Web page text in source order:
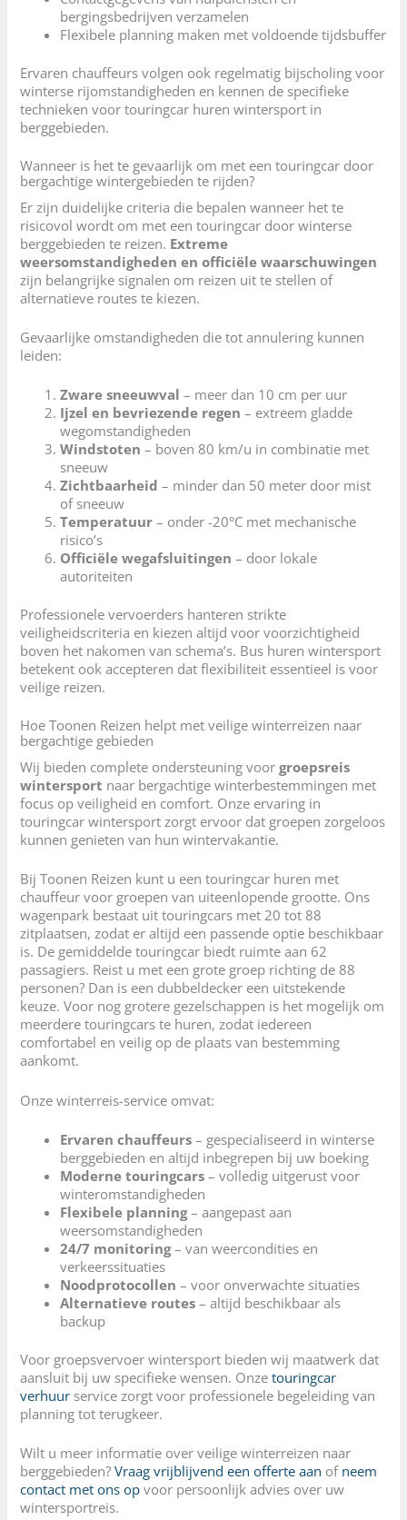
bergingsbedrijven verzamelen
Flexibele planning maken met voldoende tijdsbuffer
Ervaren chauffeurs volgen ook regelmatig bijscholing voor
winterse rijomstandigheden en kennen de specifieke
technieken voor touringcar huren wintersport in
berggebieden.
Wanneer is het te gevaarlijk om met een touringcar door
bergachtige wintergebieden te rijden?
Er zijn duidelijke criteria die bepalen wanneer het te
risicovol wordt om met een touringcar door winterse
berggebieden te reizen. Extreme
weersomstandigheden en officiële waarschuwingen
zijn belangrijke signalen om reizen uit te stellen of
alternatieve routes te kiezen.
Gevaarlijke omstandigheden die tot annulering kunnen
leiden:
Zware sneeuwval – meer dan 10 cm per uur
Ijzel en bevriezende regen – extreem gladde
wegomstandigheden
Windstoten – boven 80 km/u in combinatie met
sneeuw
Zichtbaarheid – minder dan 50 meter door mist
of sneeuw
Temperatuur – onder -20°C met mechanische
risico’s
Officiële wegafsluitingen – door lokale
autoriteiten
Professionele vervoerders hanteren strikte
veiligheidscriteria en kiezen altijd voor voorzichtigheid
boven het nakomen van schema’s. Bus huren wintersport
betekent ook accepteren dat flexibiliteit essentieel is voor
veilige reizen.
Hoe Toonen Reizen helpt met veilige winterreizen naar
bergachtige gebieden
Wij bieden complete ondersteuning voorgroepsreis
wintersport naar bergachtige winterbestemmingen met
focus op veiligheid en comfort. Onze ervaring in
touringcar wintersport zorgt ervoor dat groepen zorgeloos
kunnen genieten van hun wintervakantie.
Bij Toonen Reizen kunt u een touringcar huren met
chauffeur voor groepen van uiteenlopende grootte. Ons
wagenpark bestaat uit touringcars met 20 tot 88
zitplaatsen, zodat er altijd een passende optie beschikbaar
is. De gemiddelde touringcar biedt ruimte aan 62
passagiers. Reist u met een grote groep richting de 88
personen? Dan is een dubbeldecker een uitstekende
keuze. Voor nog grotere gezelschappen is het mogelijk om
meerdere touringcars te huren, zodat iedereen
comfortabel en veilig op de plaats van bestemming
aankomt.
Onze winterreis-service omvat:
Ervaren chauffeurs – gespecialiseerd in winterse
berggebieden en altijd inbegrepen bij uw boeking
Moderne touringcars – volledig uitgerust voor
winteromstandigheden
Flexibele planning– aangepast aan
weersomstandigheden
24/7 monitoring– van weercondities en
verkeerssituaties
Noodprotocollen – voor onverwachte situaties
Alternatieve routes – altijd beschikbaar als
backup
Voor groepsvervoer wintersport bieden wij maatwerk dat
aansluit bij uw specifieke wensen. Onzetouringcar
verhuur service zorgt voor professionele begeleiding van
planning tot terugkeer.
Wilt u meer informatie over veilige winterreizen naar
berggebieden?Vraag vrijblijvend een offerte aan of neem
contact met ons op voor persoonlijk advies over uw
wintersportreis.